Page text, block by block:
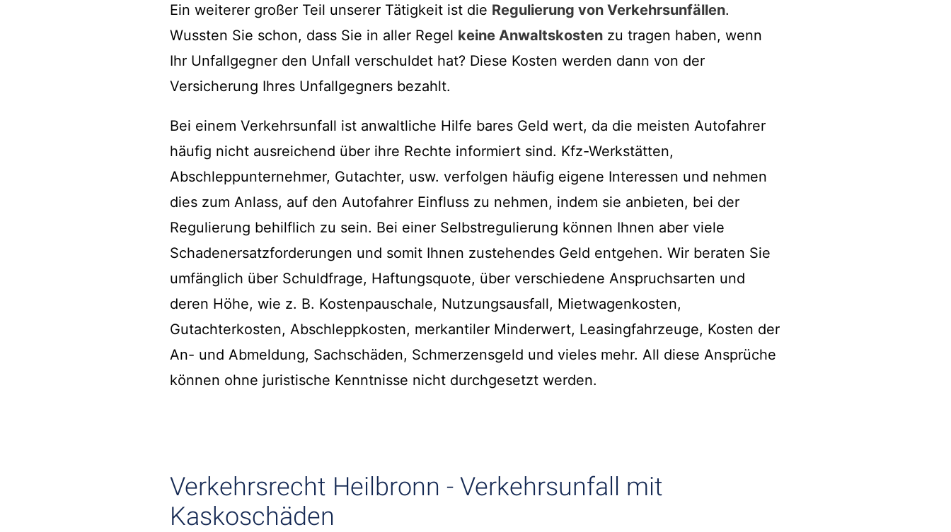
Ein weiterer großer Teil unserer Tätigkeit ist die Regulierung von Verkehrsunfällen.
Wussten Sie schon, dass Sie in aller Regel keine Anwaltskosten zu tragen haben, wenn
Ihr Unfallgegner den Unfall verschuldet hat? Diese Kosten werden dann von der
Versicherung Ihres Unfallgegners bezahlt.
Bei einem Verkehrsunfall ist anwaltliche Hilfe bares Geld wert, da die meisten Autofahrer
häufig nicht ausreichend über ihre Rechte informiert sind. Kfz-Werkstätten,
Abschleppunternehmer, Gutachter, usw. verfolgen häufig eigene Interessen und nehmen
dies zum Anlass, auf den Autofahrer Einfluss zu nehmen, indem sie anbieten, bei der
Regulierung behilflich zu sein. Bei einer Selbstregulierung können Ihnen aber viele
Schadenersatzforderungen und somit Ihnen zustehendes Geld entgehen. Wir beraten Sie
umfänglich über Schuldfrage, Haftungsquote, über verschiedene Anspruchsarten und
deren Höhe, wie z. B. Kostenpauschale, Nutzungsausfall, Mietwagenkosten,
Gutachterkosten, Abschleppkosten, merkantiler Minderwert, Leasingfahrzeuge, Kosten der
An- und Abmeldung, Sachschäden, Schmerzensgeld und vieles mehr. All diese Ansprüche
können ohne juristische Kenntnisse nicht durchgesetzt werden.
Verkehrsrecht Heilbronn - Verkehrsunfall mit
Kaskoschäden